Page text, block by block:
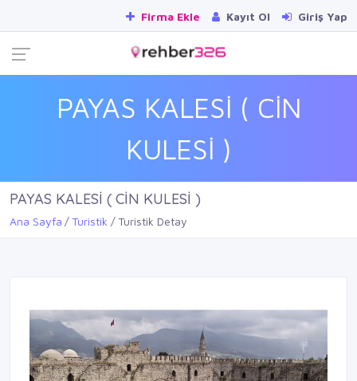
Firma Ekle Kayıt Ol Giriş Yap
PAYAS KALESİ ( CİN
KULESİ )
PAYAS KALESİ ( CİN KULESİ )
Ana Sayfa Turistik Turistik Detay